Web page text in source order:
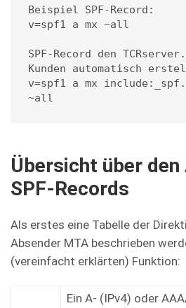
Beispiel SPF-Record:
v=spf1 a mx ~all
SPF-Record den
Kunden automatisch
v=spf1 a mx
~all
Übersicht über den
SPF-Records
Als erstes eine Tabelle der
Absender MTA beschrieben
(vereinfacht erklärten) Funktion:
Ein A- (IPv4) oder